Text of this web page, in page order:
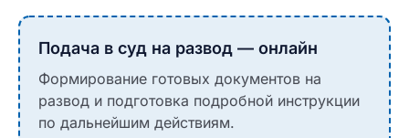
Подача в суд на развод — онлайн
Формирование готовых документов на
развод и подготовка подробной инструкции
по дальнейшим действиям.